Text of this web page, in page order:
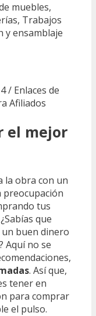
muebles,
Trabajos
y ensamblaje
/ Enlaces de
Afiliados
el mejor
la obra con un
preocupación
tus
que
buen dinero
Aquí no se
. Así que,
tener en
para comprar
el pulso.